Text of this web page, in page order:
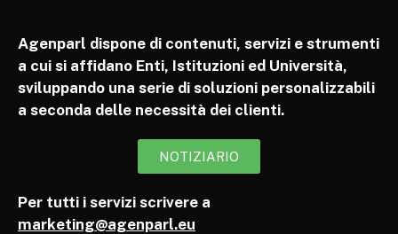
Agenparl dispone di contenuti, servizi e strumenti
a cui si affidano Enti, Istituzioni ed Università,
sviluppando una serie di soluzioni personalizzabili
a seconda delle necessità dei clienti.
NOTIZIARIO
Per tutti i servizi scrivere a
marketing@agenparl.eu